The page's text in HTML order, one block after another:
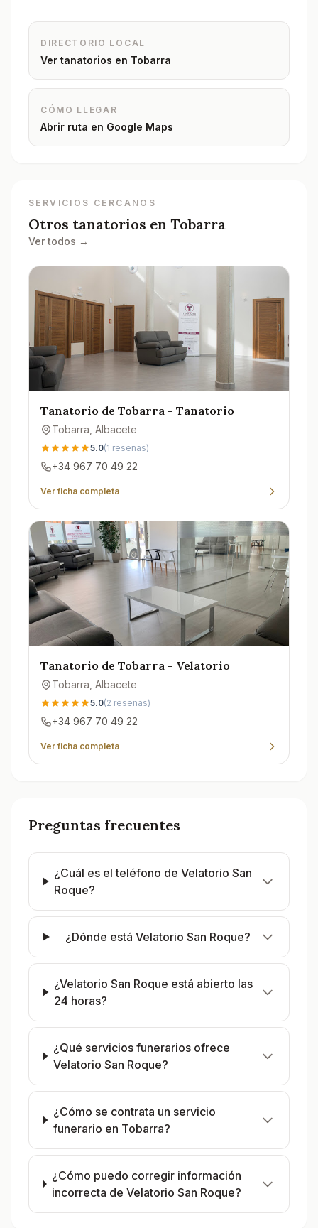
DIRECTORIO LOCAL
Ver tanatorios en Tobarra
CÓMO LLEGAR
Abrir ruta en Google Maps
SERVICIOS CERCANOS
Otros tanatorios en Tobarra
Ver todos →
Tanatorio de Tobarra - Tanatorio
Tobarra , Albacete
5.0(1 reseñas)
+34 967 70 49 22
Ver ficha completa
Tanatorio de Tobarra - Velatorio
Tobarra , Albacete
5.0(2 reseñas)
+34 967 70 49 22
Ver ficha completa
Preguntas frecuentes
¿Cuál es el teléfono de Velatorio San
Roque?
¿Dónde está Velatorio San Roque?
¿Velatorio San Roque está abierto las
24 horas?
¿Qué servicios funerarios ofrece
Velatorio San Roque?
¿Cómo se contrata un servicio
funerario en Tobarra?
¿Cómo puedo corregir información
incorrecta de Velatorio San Roque?